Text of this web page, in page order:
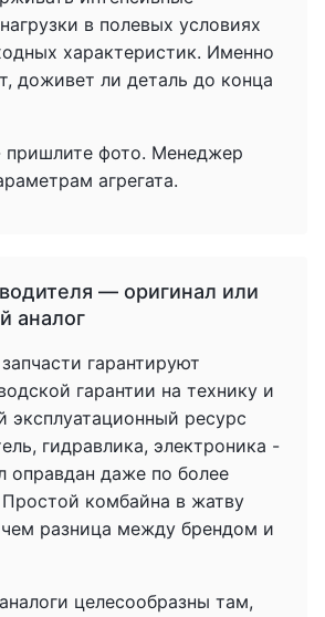
в полевых условиях
характеристик. Именно
доживет ли деталь до конца
пришлите фото. Менеджер
агрегата.
— оригинал или
аналог
гарантируют
гарантии на технику и
эксплуатационный ресурс
гидравлика, электроника -
оправдан даже по более
комбайна в жатву
разница между брендом и
целесообразны там,